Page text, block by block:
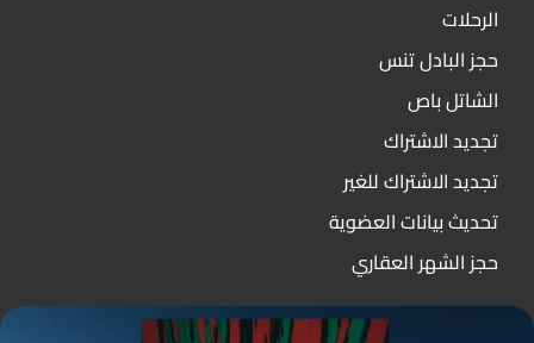
الرحلات
حجز البادل تنس
الشاتل باص
تجديد الاشتراك
تجديد الاشتراك للغير
تحديث بيانات العضوية
حجز الشهر العقاري